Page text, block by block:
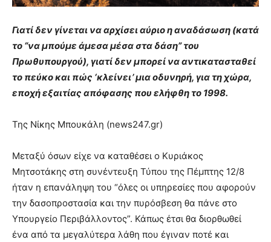
pain.
hd
porn
Γιατί δεν γίνεται να αρχίσει αύριο η αναδάσωση (κατά
το “να μπούμε άμεσα μέσα στα δάση” του
Πρωθυπουργού), γιατί δεν μπορεί να αντικατασταθεί
το πεύκο και πώς ‘κλείνει’ μια οδυνηρή, για τη χώρα,
εποχή εξαιτίας απόφασης που ελήφθη το 1998.
Της Νίκης Μπουκάλη (news247.gr)
Μεταξύ όσων είχε να καταθέσει ο Κυριάκος
Μητσοτάκης στη συνέντευξη Τύπου της Πέμπτης 12/8
ήταν η επανάληψη του “όλες οι υπηρεσίες που αφορούν
την δασοπροστασία και την πυρόσβεση θα πάνε στο
Υπουργείο Περιβάλλοντος”. Κάπως έτσι θα διορθωθεί
ένα από τα μεγαλύτερα λάθη που έγιναν ποτέ και